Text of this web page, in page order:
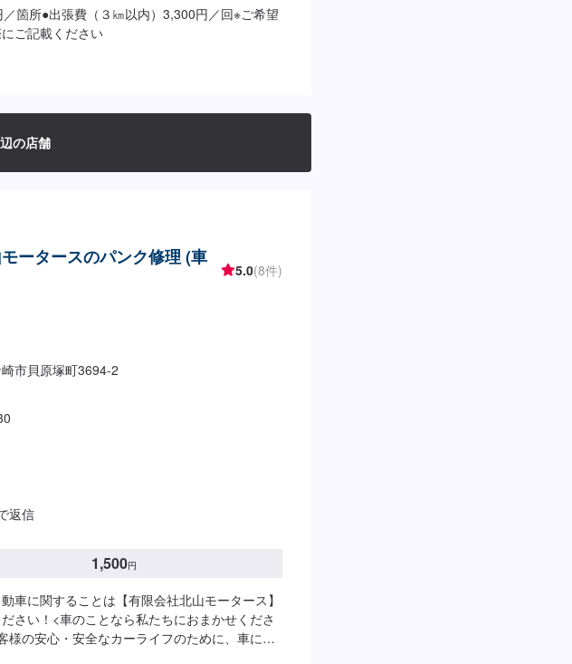
箇所●出張費（３㎞以内）3,300円／回※ご希望
ご記載ください
の店舗
ータースのパンク修理 (車
5.0(8件)
市貝原塚町3694-2
返信
1,500円
車に関することは【有限会社北山モータース】
さい！<車のことなら私たちにおまかせくださ
様の安心・安全なカーライフのために、車に関